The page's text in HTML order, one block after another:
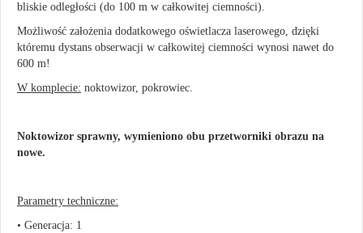
bliskie odległości (do 100 m w całkowitej ciemności).
Możliwość założenia dodatkowego oświetlacza laserowego, dzięki
któremu dystans obserwacji w całkowitej ciemności wynosi nawet do
600 m!
W komplecie: noktowizor, pokrowiec.
Noktowizor sprawny, wymieniono obu przetworniki obrazu na
nowe.
Parametry techniczne:
• Generacja: 1